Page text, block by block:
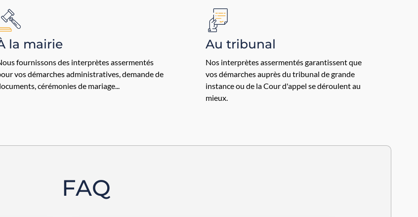
la mairie
fournissons des interprètes assermentés
vos démarches administratives, demande de
cérémonies de mariage...
Au tribunal
Nos interprètes assermentés garantissent que
vos démarches auprès du tribunal de grande
instance ou de la Cour d'appel se déroulent au
mieux.
FAQ